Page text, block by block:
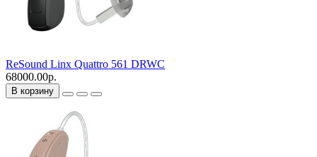
ReSound Linx Quattro 561 DRWC
68000.00р.
В корзину